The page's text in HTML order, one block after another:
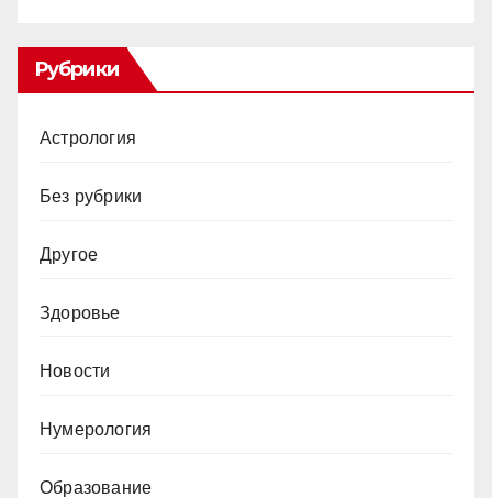
Рубрики
Астрология
Без рубрики
Другое
Здоровье
Новости
Нумерология
Образование